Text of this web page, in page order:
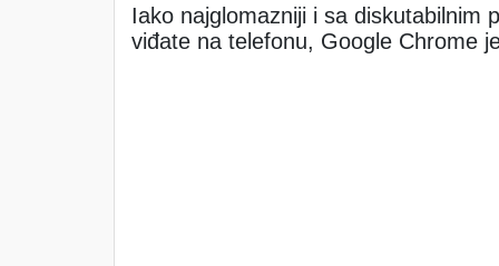
Iako najglomazniji i sa diskutabilnim
viđate na telefonu, Google Chrome